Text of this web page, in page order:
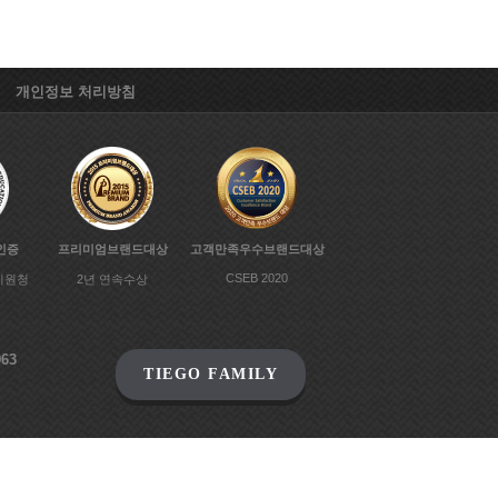
개인정보 처리방침
증
원청
프리미엄브랜드대상
2년 연속수상
고객만족우수브랜드대상
CSEB 2020
TIEGO FAMILY